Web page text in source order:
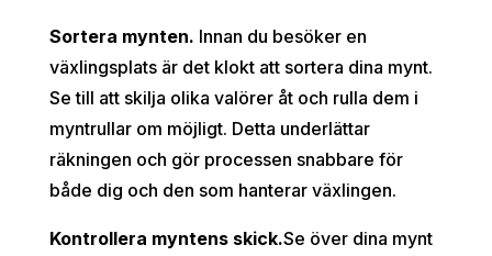
Sortera mynten. Innan du besöker en
växlingsplats är det klokt att sortera dina mynt.
Se till att skilja olika valörer åt och rulla dem i
myntrullar om möjligt. Detta underlättar
räkningen och gör processen snabbare för
både dig och den som hanterar växlingen.
Kontrollera myntens skick.Se över dina mynt